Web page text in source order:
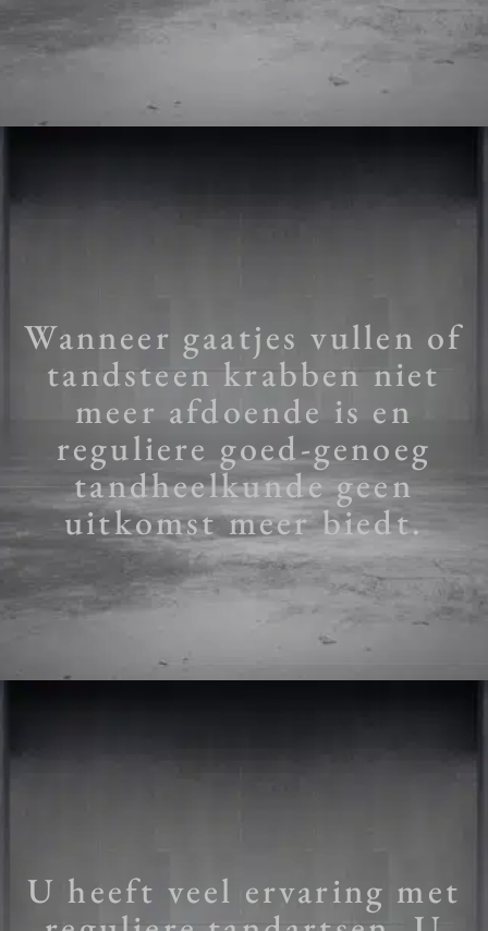
Wanneer gaatjes vullen of
tandsteen krabben niet
meer afdoende is en
reguliere goed-genoeg
tandheelkunde geen
uitkomst meer biedt.
U heeft veel ervaring met